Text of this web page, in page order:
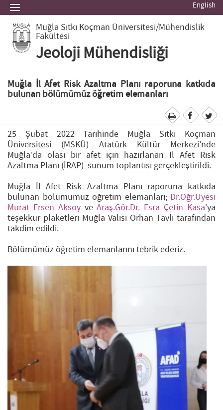
English
Muğla Sıtkı Koçman Üniversitesi/Mühendislik
Fakültesi
Jeoloji Mühendisliği
Muğla İl Afet Risk Azaltma Planı raporuna katkıda
bulunan bölümümüz öğretim elemanları
25 Şubat 2022 Tarihinde Muğla Sıtkı Koçman
Üniversitesi (MSKÜ) Atatürk Kültür Merkezi’nde
Muğla’da olası bir afet için hazırlanan İl Afet Risk
Azaltma Planı (İRAP) sunum toplantısı gerçekleştirildi.
Muğla İl Afet Risk Azaltma Planı raporuna katkıda
bulunan bölümümüz öğretim elemanları; Dr.Öğr.Üyesi
Murat Ersen AksoyveAraş.Gör.Dr. Esra Çetin Kasa'ya
teşekkür plaketleri Muğla Valisi Orhan Tavlı tarafından
takdim edildi.
Bölümümüz öğretim elemanlarını tebrik ederiz.